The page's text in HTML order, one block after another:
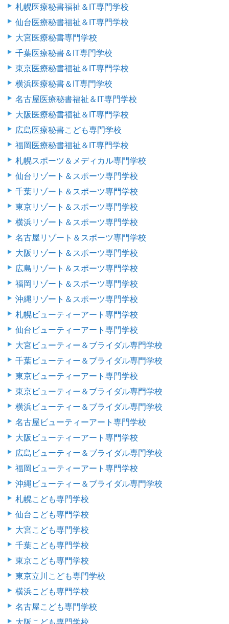
札幌医療秘書福祉＆IT専門学校
仙台医療秘書福祉＆IT専門学校
大宮医療秘書専門学校
千葉医療秘書＆IT専門学校
東京医療秘書福祉＆IT専門学校
横浜医療秘書＆IT専門学校
名古屋医療秘書福祉＆IT専門学校
大阪医療秘書福祉＆IT専門学校
広島医療秘書こども専門学校
福岡医療秘書福祉＆IT専門学校
札幌スポーツ＆メディカル専門学校
仙台リゾート＆スポーツ専門学校
千葉リゾート＆スポーツ専門学校
東京リゾート＆スポーツ専門学校
横浜リゾート＆スポーツ専門学校
名古屋リゾート＆スポーツ専門学校
大阪リゾート＆スポーツ専門学校
広島リゾート＆スポーツ専門学校
福岡リゾート＆スポーツ専門学校
沖縄リゾート＆スポーツ専門学校
札幌ビューティーアート専門学校
仙台ビューティーアート専門学校
大宮ビューティー＆ブライダル専門学校
千葉ビューティー＆ブライダル専門学校
東京ビューティーアート専門学校
東京ビューティー＆ブライダル専門学校
横浜ビューティー＆ブライダル専門学校
名古屋ビューティーアート専門学校
大阪ビューティーアート専門学校
広島ビューティー＆ブライダル専門学校
福岡ビューティーアート専門学校
沖縄ビューティー＆ブライダル専門学校
札幌こども専門学校
仙台こども専門学校
大宮こども専門学校
千葉こども専門学校
東京こども専門学校
東京立川こども専門学校
横浜こども専門学校
名古屋こども専門学校